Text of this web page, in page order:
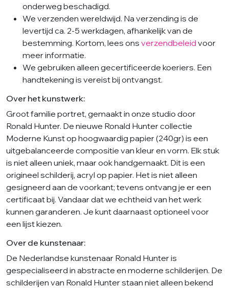
onderweg beschadigd.
We verzenden wereldwijd. Na verzending is de
levertijd ca. 2-5 werkdagen, afhankelijk van de
bestemming. Kortom, lees ons verzendbeleid voor
meer informatie.
We gebruiken alleen gecertificeerde koeriers. Een
handtekening is vereist bij ontvangst.
Over het kunstwerk:
Groot familie portret, gemaakt in onze studio door
Ronald Hunter. De nieuwe Ronald Hunter collectie
Moderne Kunst op hoogwaardig papier (240gr) is een
uitgebalanceerde compositie van kleur en vorm. Elk stuk
is niet alleen uniek, maar ook handgemaakt. Dit is een
origineel schilderij, acryl op papier. Het is niet alleen
gesigneerd aan de voorkant; tevens ontvang je er een
certificaat bij. Vandaar dat we echtheid van het werk
kunnen garanderen. Je kunt daarnaast optioneel voor
een lijst kiezen.
Over de kunstenaar:
De Nederlandse kunstenaar Ronald Hunter is
gespecialiseerd in abstracte en moderne schilderijen. De
schilderijen van Ronald Hunter staan niet alleen bekend